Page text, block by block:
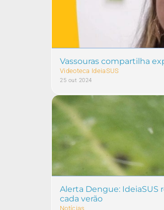
Vassouras compartilha
Videoteca IdeiaSUS
25 out 2024
Alerta Dengue: IdeiaSUS
cada verão
Notícias